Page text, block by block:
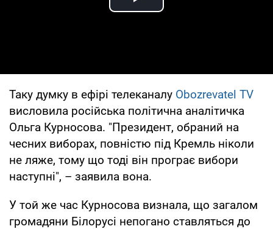
Play Video
Таку думку в ефірі телеканалу Obozrevatel TV
висловила російська політична аналітичка
Ольга Курносова. "Президент, обраний на
чесних виборах, повністю під Кремль ніколи
не ляже, тому що тоді він програє вибори
наступні", – заявила вона.
У той же час Курносова визнала, що загалом
громадяни Білорусі непогано ставляться до